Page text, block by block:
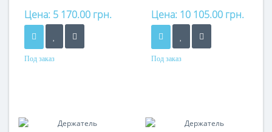
Цена: 5 170.00 грн.
Под заказ
Цена: 10 105.00 грн.
Под заказ